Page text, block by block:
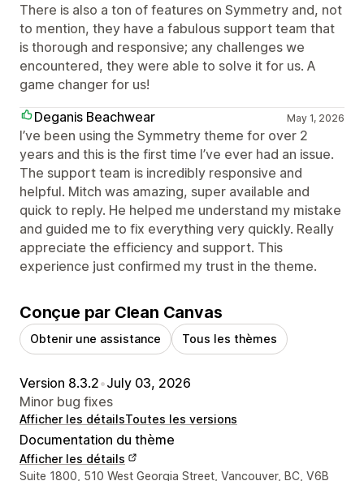
There is also a ton of features on Symmetry and, not
to mention, they have a fabulous support team that
is thorough and responsive; any challenges we
encountered, they were able to solve it for us. A
game changer for us!
Deganis Beachwear
May 1, 2026
I’ve been using the Symmetry theme for over 2
years and this is the first time I’ve ever had an issue.
The support team is incredibly responsive and
helpful. Mitch was amazing, super available and
quick to reply. He helped me understand my mistake
and guided me to fix everything very quickly. Really
appreciate the efficiency and support. This
experience just confirmed my trust in the theme.
Conçue par Clean Canvas
Obtenir une assistance Tous les thèmes
Version 8.3.2•July 03, 2026
Minor bug fixes
Afficher les détailsToutes les versions
Documentation du thème
Afficher les détails
Coordonnées du concepteur
Suite 1800, 510 West Georgia Street, Vancouver, BC, V6B